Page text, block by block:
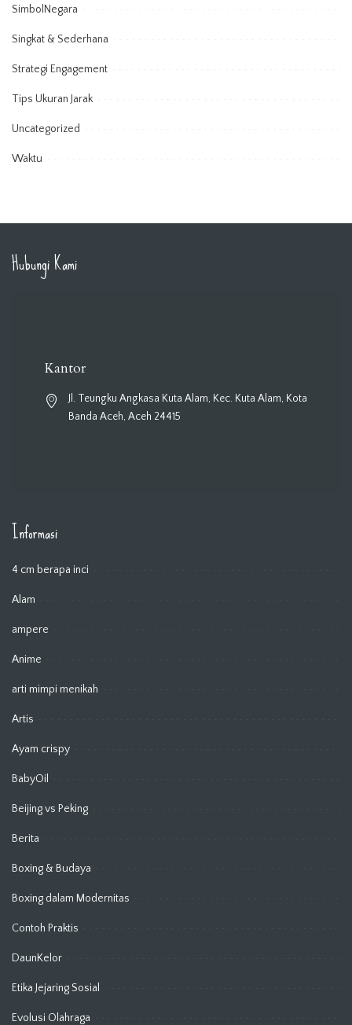
SimbolNegara
Singkat & Sederhana
Strategi Engagement
Tips Ukuran Jarak
Uncategorized
Waktu
Hubungi Kami
Kantor
Jl. Teungku Angkasa Kuta Alam, Kec. Kuta Alam, Kota
Banda Aceh, Aceh 24415
Informasi
4 cm berapa inci
Alam
ampere
Anime
arti mimpi menikah
Artis
Ayam crispy
BabyOil
Beijing vs Peking
Berita
Boxing & Budaya
Boxing dalam Modernitas
Contoh Praktis
DaunKelor
Etika Jejaring Sosial
Evolusi Olahraga